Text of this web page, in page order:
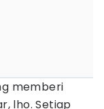
memberi
lho. Setiap